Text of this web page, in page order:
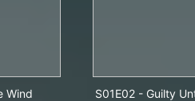
Wind
S01E02- Guilty